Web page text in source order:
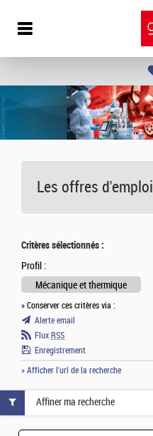
Les offres d'emploi
Critères sélectionnés :
Profil :
Mécanique et thermique
» Conserver ces critères via :
Alerte email
Flux RSS
Enregistrement
» Afficher l'url de la recherche
Affiner ma recherche